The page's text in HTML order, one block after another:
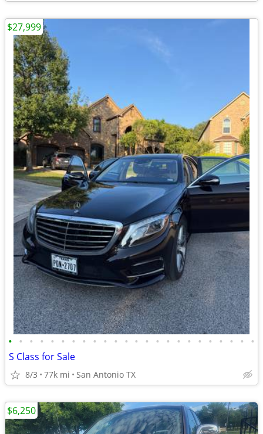
• • • • • • • • • • • • • • • • • • • • • • • •
S Class for Sale
8/3 77k mi San Antonio TX
$27,999
$6,250